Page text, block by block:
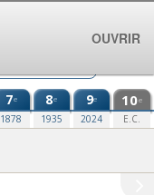
7e
1878
8e
1935
9e
2024
10e
E.C.
OUVRIR